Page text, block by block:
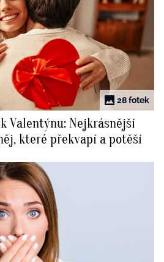
28 fotek
Valentýnu: Nejkrásnější
které překvapí a potěší